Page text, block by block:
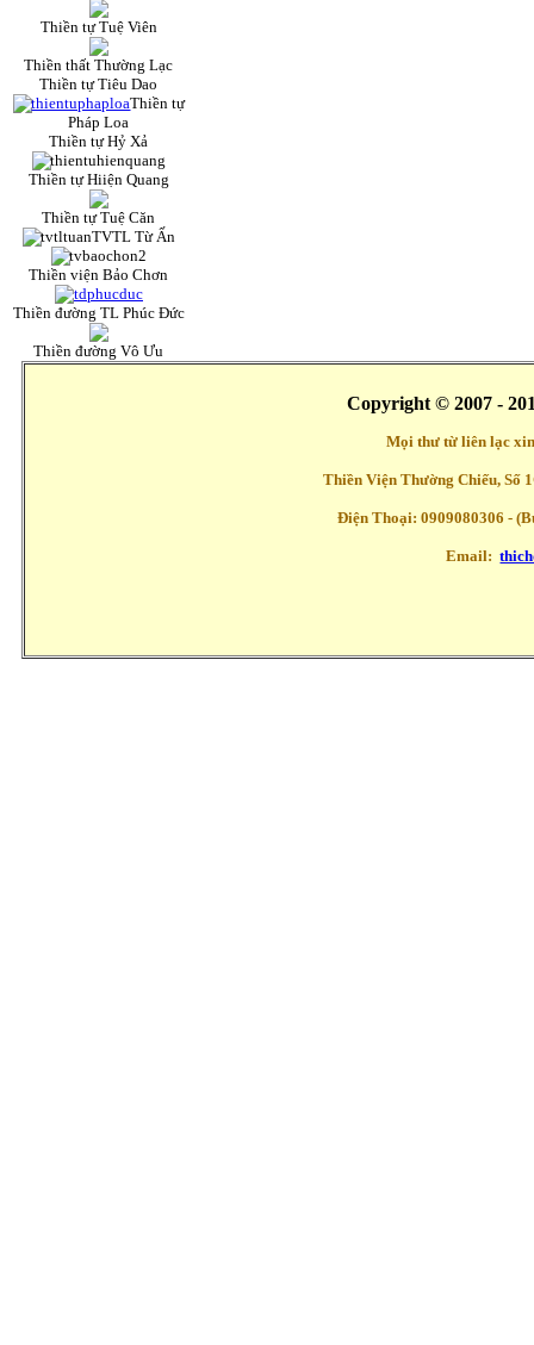
Thiền tự Tuệ Viên
Thiền thất Thường Lạc
Thiền tự Tiêu Dao
Thiền tự
Pháp Loa
Thiền tự Hỷ Xả
Thiền tự Hiiện Quang
Thiền tự Tuệ Căn
TVTL Từ Ấn
Thiền viện Bảo Chơn
Thiền đường TL Phúc Đức
Thiền đường Vô Ưu
Copyright © 2007 -
Mọi thư từ liên lạc
Thiền Viện Thường Chiếu, Số
Điện Thoại: 0909080306 -
Email: